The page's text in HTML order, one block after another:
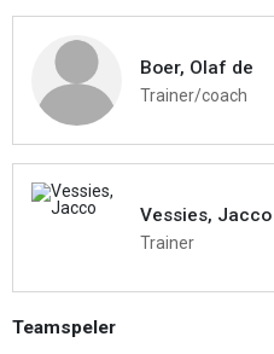
Boer, Olaf de
Trainer/coach
Vessies, Jacco
Trainer
Teamspeler